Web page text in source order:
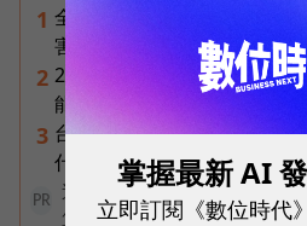
1 全台最大全聯首日業績破百
害的大型店！為何把餐廳健身
2 2026普發一萬最新進度｜國
能領嗎？地方發錢大盤點
3 台達電第二曲線盤點：「不
什麼？AI機器人、微電網、氫
PR
連5年蟬聯全國冠軍！台中
算翻轉閱讀？
掌握最新 AI
立即訂閱《數位時代